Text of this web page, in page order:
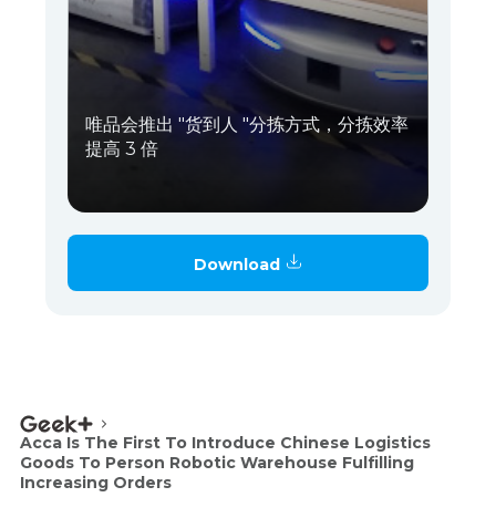
唯品会推出 "货到人 "分拣方式，分拣效率
提高 3 倍
Download
Acca Is The First To Introduce Chinese Logistics
Goods To Person Robotic Warehouse Fulfilling
Increasing Orders